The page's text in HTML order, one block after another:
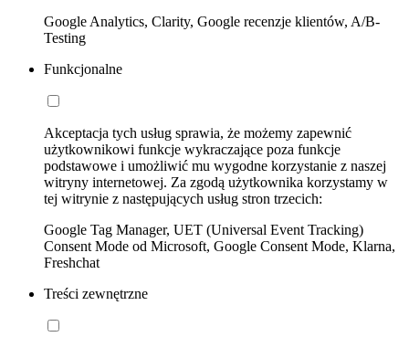
Google Analytics, Clarity, Google recenzje klientów, A/B-
Testing
Funkcjonalne
Akceptacja tych usług sprawia, że możemy zapewnić
użytkownikowi funkcje wykraczające poza funkcje
podstawowe i umożliwić mu wygodne korzystanie z naszej
witryny internetowej. Za zgodą użytkownika korzystamy w
tej witrynie z następujących usług stron trzecich:
Google Tag Manager, UET (Universal Event Tracking)
Consent Mode od Microsoft, Google Consent Mode, Klarna,
Freshchat
Treści zewnętrzne